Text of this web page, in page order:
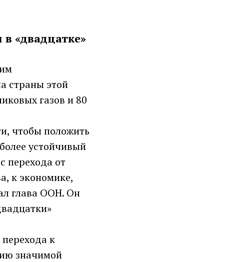
«двадцатке»
страны этой
газов и 80
чтобы положить
устойчивый
перехода от
к экономике,
глава ООН. Он
к
значимой